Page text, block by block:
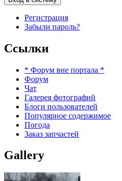
Регистрация
Забыли пароль?
Ссылки
* Форум вне портала *
Форум
Чат
Галерея фотографий
Блоги пользователей
Популярное содержимое
Погода
Заказ запчастей
Gallery